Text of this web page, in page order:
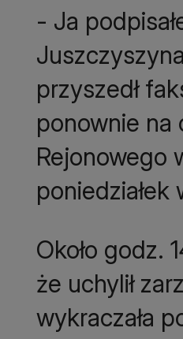
- Ja
przyszedł
ponownie na
Rejonowego
Około godz.
że uchylił
wykraczała